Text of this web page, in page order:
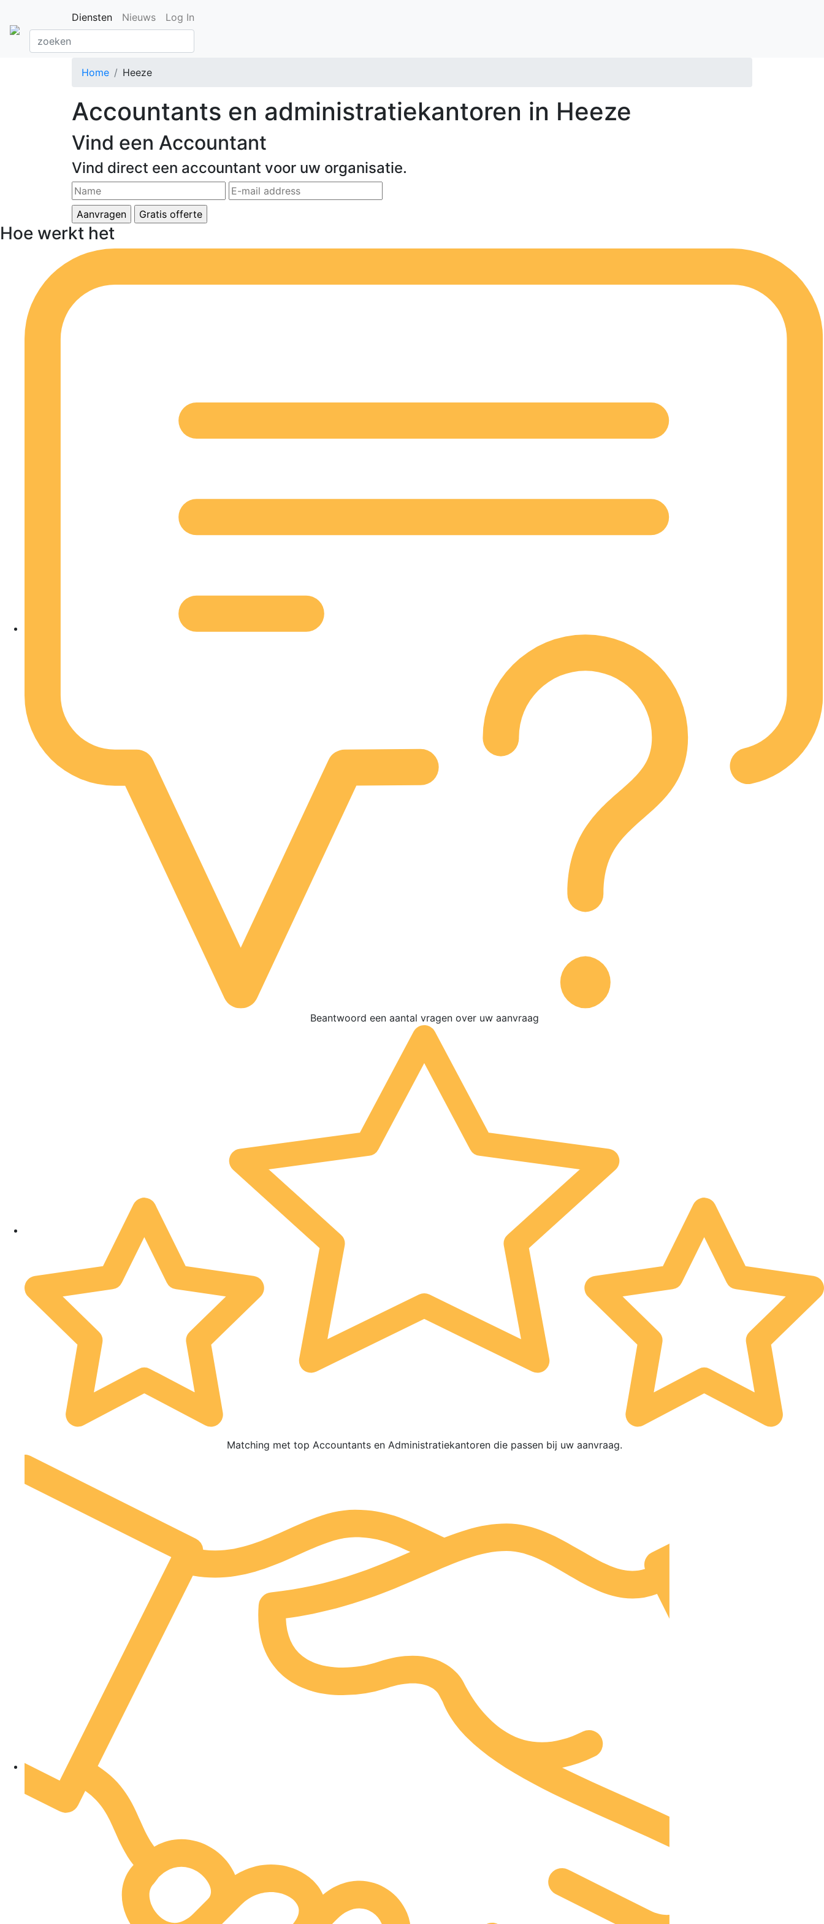
Diensten Nieuws Log In
Home Heeze
Accountants en administratiekantoren in Heeze
Vind een Accountant
Vind direct een accountant voor uw organisatie.
Hoe werkt het
Beantwoord een aantal vragen over uw aanvraag
Matching met top Accountants en Administratiekantoren die passen bij uw aanvraag.